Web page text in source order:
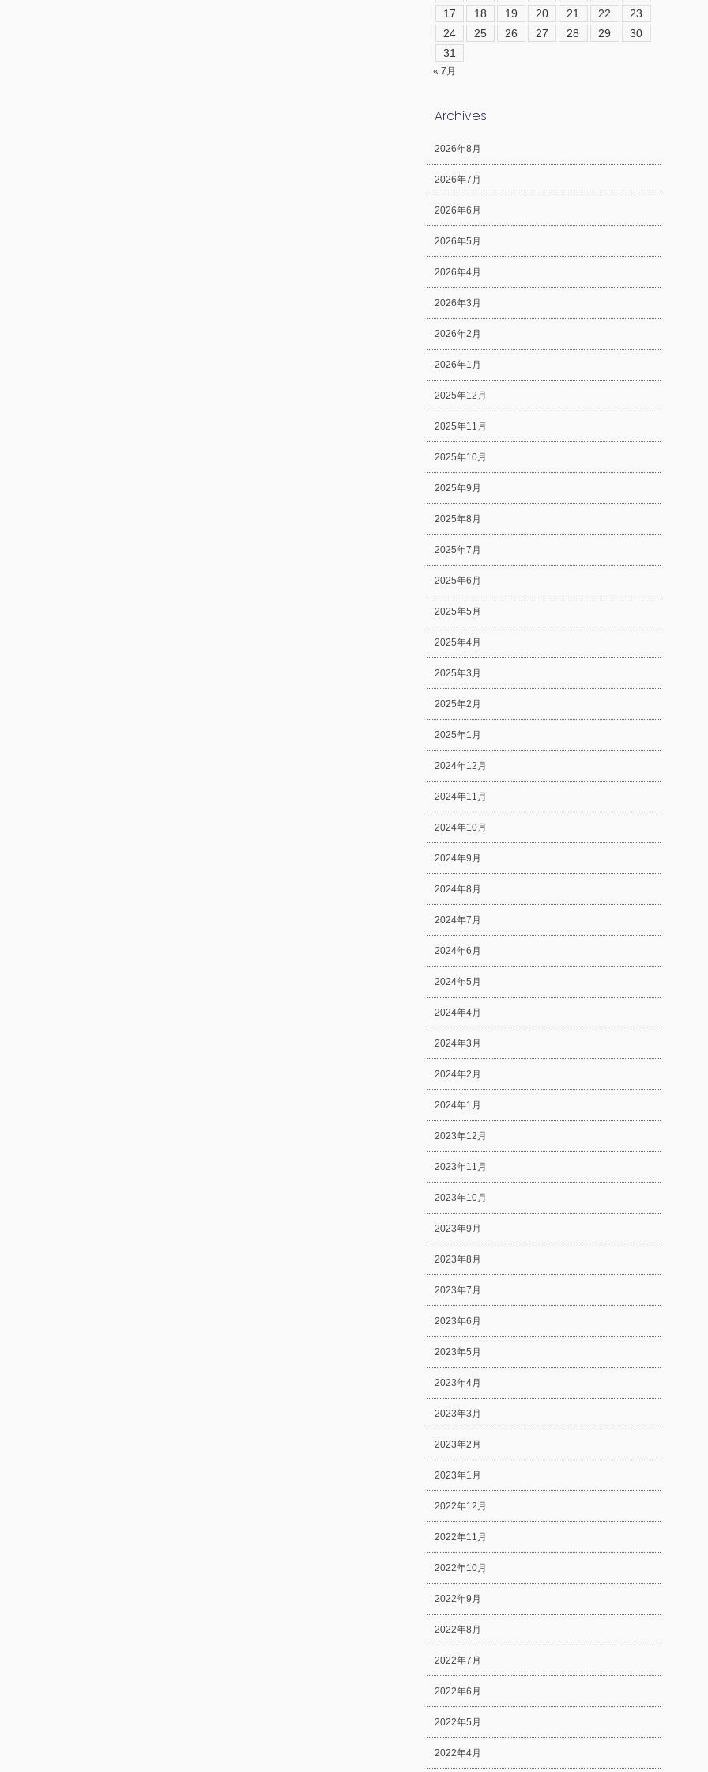
17
18 19 20 21 22
23
24
25 26 27 28 29
30
31
« 7月
Archives
2026年8月
2026年7月
2026年6月
2026年5月
2026年4月
2026年3月
2026年2月
2026年1月
2025年12月
2025年11月
2025年10月
2025年9月
2025年8月
2025年7月
2025年6月
2025年5月
2025年4月
2025年3月
2025年2月
2025年1月
2024年12月
2024年11月
2024年10月
2024年9月
2024年8月
2024年7月
2024年6月
2024年5月
2024年4月
2024年3月
2024年2月
2024年1月
2023年12月
2023年11月
2023年10月
2023年9月
2023年8月
2023年7月
2023年6月
2023年5月
2023年4月
2023年3月
2023年2月
2023年1月
2022年12月
2022年11月
2022年10月
2022年9月
2022年8月
2022年7月
2022年6月
2022年5月
2022年4月